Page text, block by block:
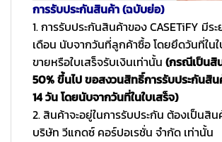
การรับประกันสินค้า (ฉบับย่อ)
1. การรับประกันสินค้าของ CASETiFY มีระ
เดือน นับจากวันที่ลูกค้าซื้อ โดยยึดวันที่ใน
ขายหรือใบเสร็จรับเงินเท่านั้น (กรณีเป็นสิ
50% ขึ้นไป ขอสงวนสิทธิ์การรับประกันสินค้
14 วัน โดยนับจากวันที่ในใบเสร็จ)
2. สินค้าจะอยู่ในการรับประกัน ต้องเป็นสิ
บริษัท วีแกดซ์ คอร์ปอเรชั่น จำกัด เท่านั้น